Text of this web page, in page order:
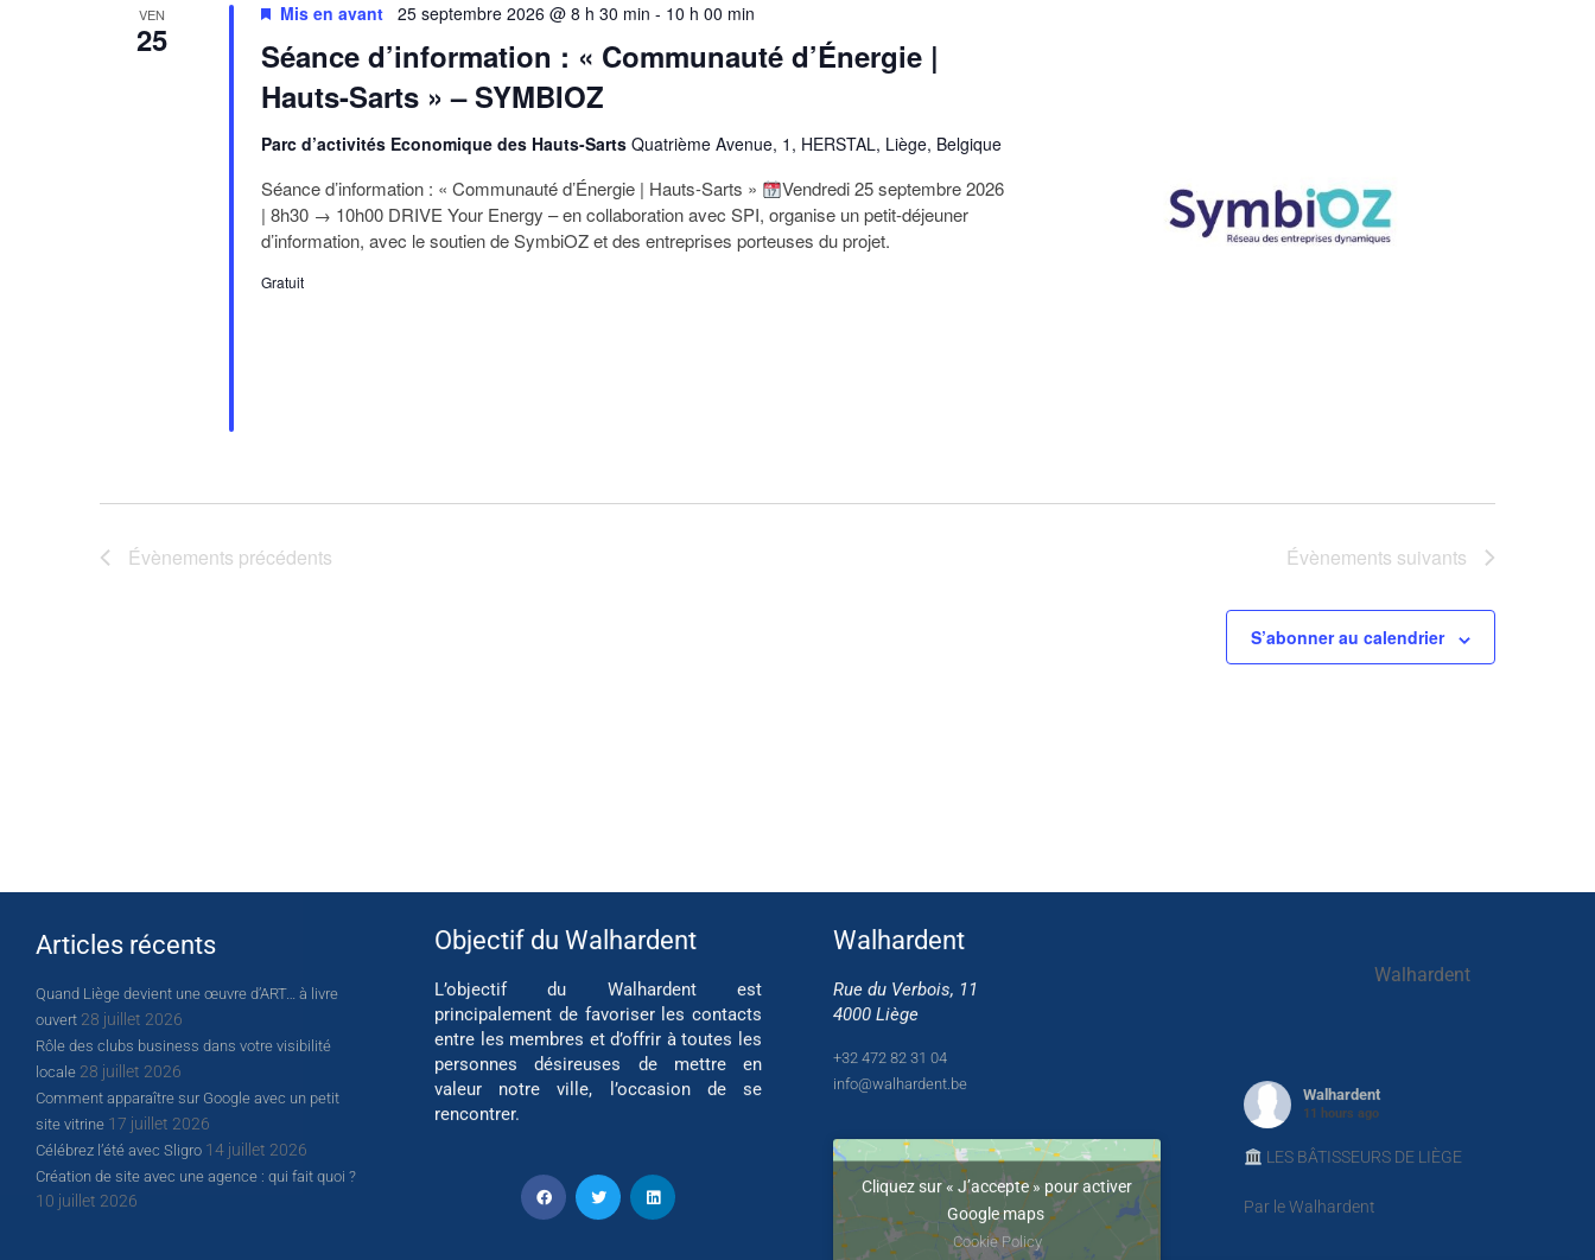
VEN
25
Séance d’information : « Communauté d’Énergie |
Hauts-Sarts » – SYMBIOZ
Mis en avant 25 septembre 2026 @ 8 h 30 min - 10 h 00 min
Parc d’activités Economique des Hauts-Sarts Quatrième Avenue, 1, HERSTAL, Liège, Belgique
Séance d’information : « Communauté d’Énergie | Hauts-Sarts »
Vendredi 25 septembre 2026
| 8h30 → 10h00 DRIVE Your Energy – en collaboration avec SPI, organise un petit-déjeuner
d’information, avec le soutien de SymbiOZ et des entreprises porteuses du projet.
Gratuit
Évènements précédents Évènements suivants
S’abonner au calendrier
Articles récents
Quand Liège devient une œuvre d’ART… à livre
ouvert 28 juillet 2026
Rôle des clubs business dans votre visibilité
locale 28 juillet 2026
Comment apparaître sur Google avec un petit
site vitrine 17 juillet 2026
Célébrez l’été avec Sligro 14 juillet 2026
Création de site avec une agence : qui fait quoi ?
10 juillet 2026
Objectif du Walhardent
L’objectif du Walhardent est
principalement de favoriser les contacts
entre les membres et d’offrir à toutes les
personnes désireuses de mettre en
valeur notre ville, l’occasion de se
rencontrer.
Walhardent
Rue du Verbois, 11
4000 Liège
+32 472 82 31 04
info@walhardent.be
Cliquez sur « J’accepte » pour activer
Google maps
Cookie Policy
Walhardent
Walhardent
11 hours ago
LES BÂTISSEURS DE LIÈGE
Par le Walhardent